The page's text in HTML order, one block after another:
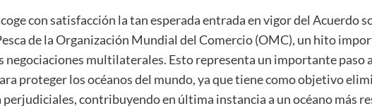
con satisfacción la tan esperada entrada en vigor del Acuerdo
de la Organización Mundial del Comercio (OMC), un hito
negociaciones multilaterales. Esto representa un importante paso
proteger los océanos del mundo, ya que tiene como objetivo
perjudiciales, contribuyendo en última instancia a un océano más